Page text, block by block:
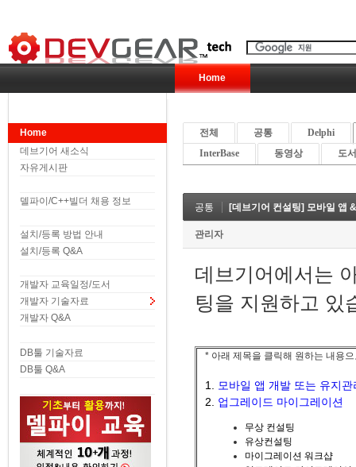
Home
Home
데브기어 새소식
자유게시판
델파이/C++빌더 채용 정보
설치/등록 방법 안내
설치/등록 Q&A
개발자 교육일정/도서
개발자 기술자료
개발자 Q&A
DB툴 기술자료
DB툴 Q&A
전체 공통
Delphi
InterBase
동영상 도
공통 [데브기어 컨설팅] 모바일 앱
관리자
데브기어에서는
팅을 지원하고 있
* 아래 제목을 클릭해 원하는 내용
1.
모바일 앱 개발 또는 유지관
2. 업그레이드 마이그레이션
무상 컨설팅
유상컨설팅
마이그레이션 워크샵